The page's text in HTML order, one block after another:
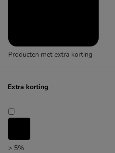
Producten met extra korting
Extra korting
> 5%